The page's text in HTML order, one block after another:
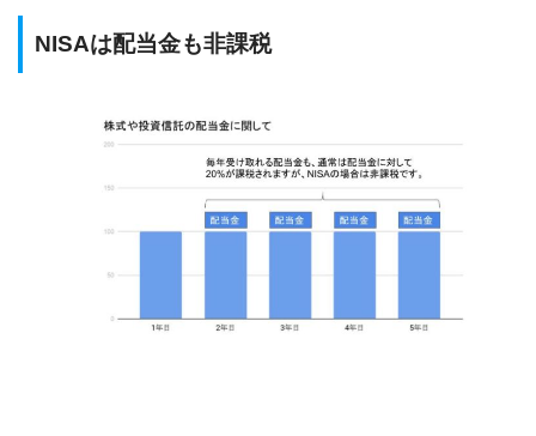
NISAは配当金も非課税